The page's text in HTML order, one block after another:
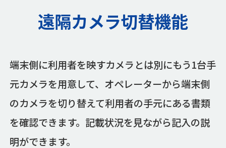
遠隔カメラ切替機能
端末側に利用者を映すカメラとは別にもう1台手
元カメラを用意して、オペレーターから端末側
のカメラを切り替えて利用者の手元にある書類
を確認できます。記載状況を見ながら記入の説
明ができます。